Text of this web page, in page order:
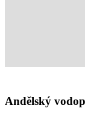
Andělský